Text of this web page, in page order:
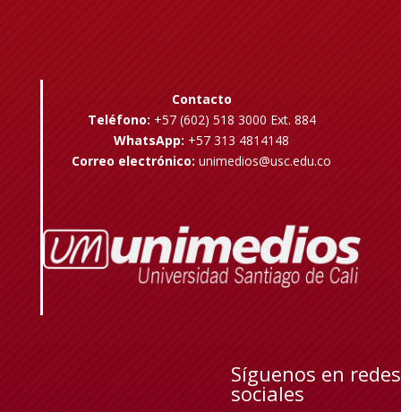
Contacto
Teléfono: +57 (602) 518 3000 Ext. 884
WhatsApp: +57 313 4814148
Correo electrónico: unimedios@usc.edu.co
Síguenos en redes
sociales